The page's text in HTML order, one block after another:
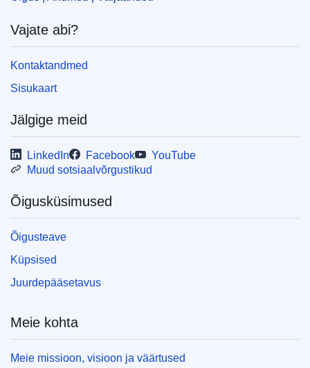
Vajate abi?
Kontaktandmed
Sisukaart
Jälgige meid
LinkedIn Facebook
YouTube
Muud sotsiaalvõrgustikud
Õigusküsimused
Õigusteave
Küpsised
Juurdepääsetavus
Meie kohta
Meie missioon, visioon ja väärtused